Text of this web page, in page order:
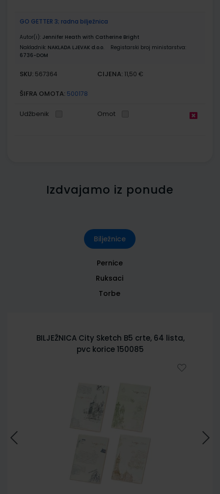
GO GETTER 3; radna bilježnica
Autor(i): Jennifer Heath with Catherine Bright
Nakladnik: NAKLADA LJEVAK d.o.o.
Registarski broj ministarstva:
6736-DOM
SKU: 567364 CIJENA: 11,50 €
ŠIFRA OMOTA: 500178
Udžbenik Omot
Izdvajamo iz ponude
Bilježnice
Pernice
Ruksaci
Torbe
BILJEŽNICA City Sketch B5 crte, 64 lista,
pvc korice 150085